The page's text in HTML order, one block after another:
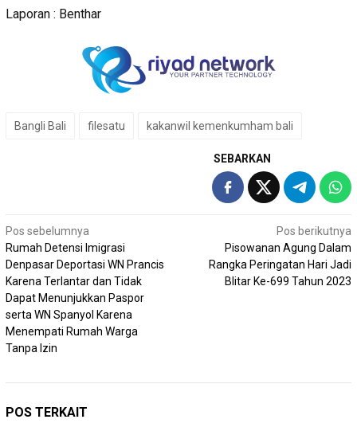
Laporan : Benthar
Bangli Bali filesatu kakanwil kemenkumham bali
SEBARKAN
Navigasi
pos
Pos sebelumnya
Rumah Detensi Imigrasi
Denpasar Deportasi WN Prancis
Karena Terlantar dan Tidak
Dapat Menunjukkan Paspor
serta WN Spanyol Karena
Menempati Rumah Warga
Tanpa Izin
Pos berikutnya
Pisowanan Agung Dalam
Rangka Peringatan Hari Jadi
Blitar Ke-699 Tahun 2023
POS TERKAIT